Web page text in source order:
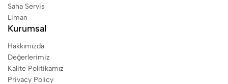
Saha Servis
Liman
Kurumsal
Hakkımızda
Değerlerimiz
Kalite Politikamız
Privacy Policy